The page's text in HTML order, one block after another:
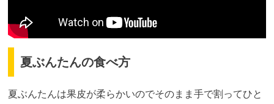
夏ぶんたんの食べ方
夏ぶんたんは果皮が柔らかいのでそのまま手で割ってひと